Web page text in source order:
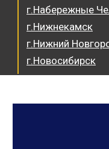
г.Набережные
г.Нижнекамск
г.Нижний
г.Новосибирск